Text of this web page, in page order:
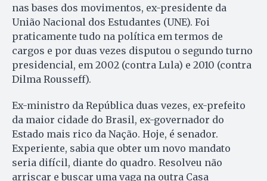
nas bases dos movimentos, ex-presidente da
União Nacional dos Estudantes (UNE). Foi
praticamente tudo na política em termos de
cargos e por duas vezes disputou o segundo turno
presidencial, em 2002 (contra Lula) e 2010 (contra
Dilma Rousseff).
Ex-ministro da República duas vezes, ex-prefeito
da maior cidade do Brasil, ex-governador do
Estado mais rico da Nação. Hoje, é senador.
Experiente, sabia que obter um novo mandato
seria difícil, diante do quadro. Resolveu não
arriscar e buscar uma vaga na outra Casa